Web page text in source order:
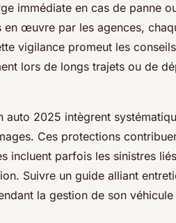
immédiate en cas de panne
en œuvre par les agences,
vigilance promeut les
lors de longs trajets ou de
2025 intègrent
Ces protections
incluent parfois les sinistres
Suivre un guide alliant
la gestion de son